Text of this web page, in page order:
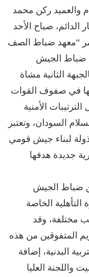
والعميد ركن محمد
صباح الأحد
الأحمر “معهد ضباط الصف
ضباط الجيش
الثانية مشاة
في صفوف القوات
الأمنية
السودان، وتعتبر
لبناء جيش قومي
جديدة هدفها
ضباط الجيش
التأهلية الخاصة
150 ضابط برتب مختلفة، وقد
المتفوقين من هذه
البدنية، إضافة
واللجنة العليا